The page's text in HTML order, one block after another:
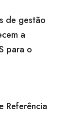
de gestão
a
para o
Referência